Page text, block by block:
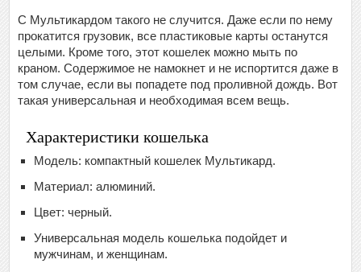
С Мультикардом такого не случится. Даже если по нему
прокатится грузовик, все пластиковые карты останутся
целыми. Кроме того, этот кошелек можно мыть по
краном. Содержимое не намокнет и не испортится даже в
том случае, если вы попадете под проливной дождь. Вот
такая универсальная и необходимая всем вещь.
Характеристики кошелька
Модель: компактный кошелек Мультикард.
Материал: алюминий.
Цвет: черный.
Универсальная модель кошелька подойдет и
мужчинам, и женщинам.